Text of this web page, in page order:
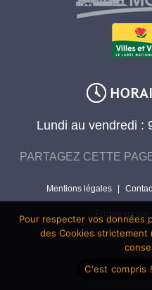
Lundi au vendredi :
PARTAGEZ CETTE
Mentions légales |
Encore un
Pour respecter vos données
des Cookies strictement
C'est compris !